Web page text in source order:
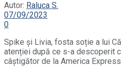
Autor: Raluca S.
07/09/2023
0
Spike și Livia, fosta soție a lui
atenției după ce s-a descoperit
câștigător de la America Express